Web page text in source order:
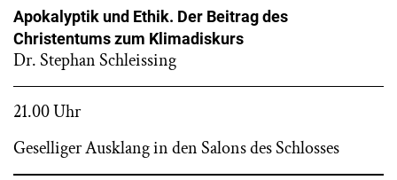
Apokalyptik und Ethik. Der Beitrag des
Christentums zum Klimadiskurs
Dr. Stephan Schleissing
21.00 Uhr
Geselliger Ausklang in den Salons des Schlosses